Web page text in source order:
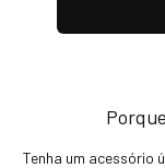
Tenha um acessório